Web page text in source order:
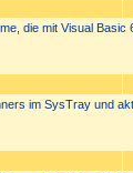
die mit Visual Basic
im SysTray und